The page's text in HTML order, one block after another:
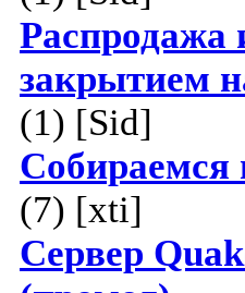
Распродажа
закрытием
(1) [Sid]
Собираемся
(7) [xti]
Сервер